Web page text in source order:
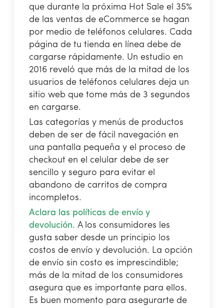
que durante la próxima Hot Sale el 35%
de las ventas de eCommerce se hagan
por medio de teléfonos celulares. Cada
página de tu tienda en línea debe de
cargarse rápidamente. Un estudio en
2016 reveló que más de la mitad de los
usuarios de teléfonos celulares deja un
sitio web que tome más de 3 segundos
en cargarse.
Las categorías y menús de productos
deben de ser de fácil navegación en
una pantalla pequeña y el proceso de
checkout en el celular debe de ser
sencillo y seguro para evitar el
abandono de carritos de compra
incompletos.
Aclara las políticas de envío y
devolución.A los consumidores les
gusta saber desde un principio los
costos de envío y devolución. La opción
de envío sin costo es imprescindible;
más de la mitad de los consumidores
asegura que es importante para ellos.
Es buen momento para asegurarte de